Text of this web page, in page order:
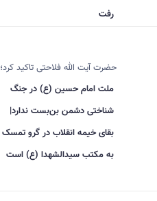
رفت
حضرت آیت الله فلاحتی تاکید کرد؛
ملت امام حسین (ع) در جنگ
شناختی دشمن بن‌بست ندارد|
بقای خیمه انقلاب در گرو تمسک
به مکتب سیدالشهدا (ع) است